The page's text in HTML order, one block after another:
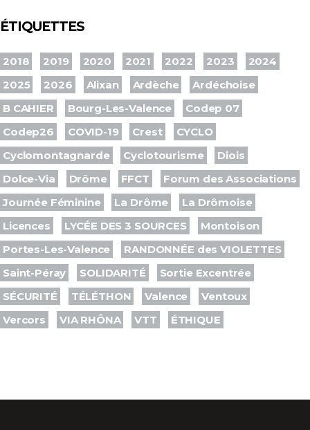
ÉTIQUETTES
2018 2019 2020 2021 2022 2023
2024
2025
2026 Alixan Ardèche
Ardéchoise
B CAHIER
Bourg-Les-Valence
Codep 07
Codep26
COVID-19 Crest
CYCLO
Cyclomontagnarde
Cyclotourisme
Diois
Dolce-Via
Drôme FFCT
Forum des Associations
Journée Féminine
La Drôme
La Drômoise
Licences
LYCÉE DES 3 SOURCES
Montoison
Portes-Les-Valence
RANDONNÉE des VIOLETTES
Saint-Péray
SOLIDARITÉ
Sortie Excentrée
SÉCURITÉ
TÉLÉTHON Valence
Ventoux
Vercors
VIA RHÔNA VTT ÉTHIQUE